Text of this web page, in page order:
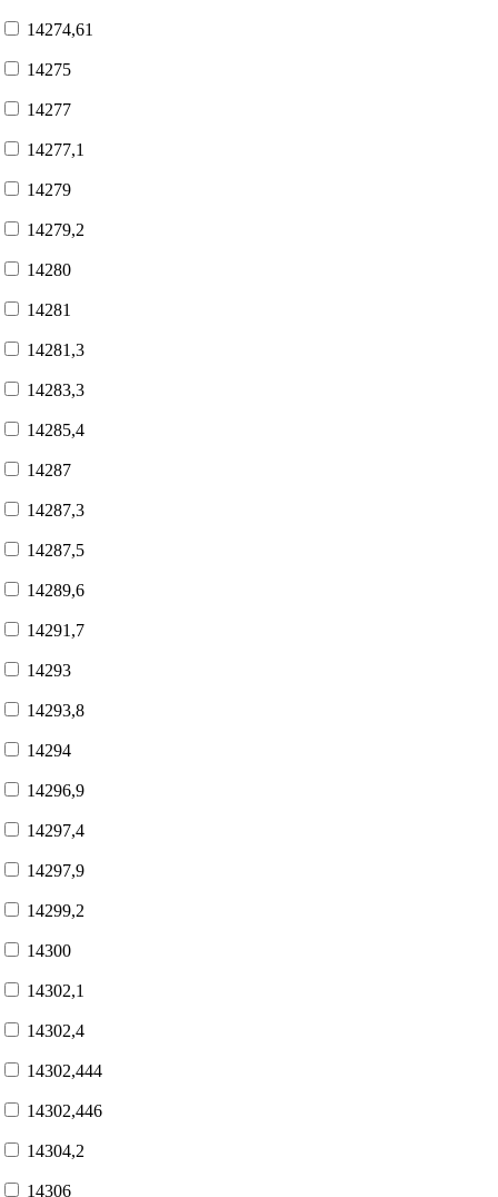
14274,61
14275
14277
14277,1
14279
14279,2
14280
14281
14281,3
14283,3
14285,4
14287
14287,3
14287,5
14289,6
14291,7
14293
14293,8
14294
14296,9
14297,4
14297,9
14299,2
14300
14302,1
14302,4
14302,444
14302,446
14304,2
14306